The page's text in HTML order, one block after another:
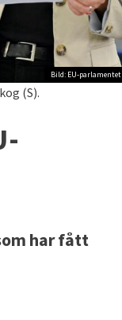
Bild: EU-parlamentet
(S).
har fått